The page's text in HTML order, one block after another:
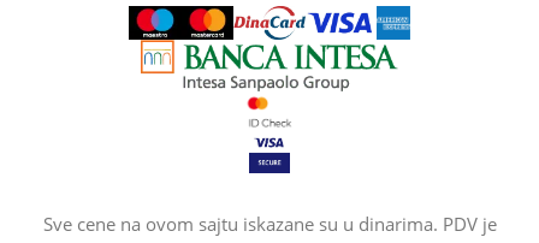
Sve cene na ovom sajtu iskazane su u dinarima. PDV je